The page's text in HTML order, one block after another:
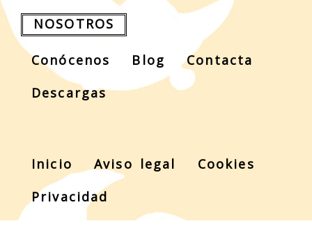
NOSOTROS
Conócenos Blog
Contacta
Descargas
Inicio Aviso legal
Cookies
Privacidad